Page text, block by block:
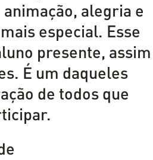
alegria e
especial. Esse
presente, assim
É um daqueles
de todos que